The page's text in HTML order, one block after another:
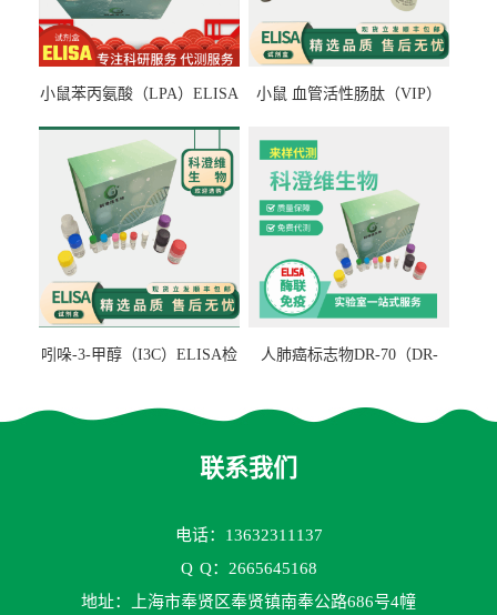
小鼠苯丙氨酸（LPA）ELISA
小鼠 血管活性肠肽（VIP）
吲哚-3-甲醇（I3C）ELISA检
人肺癌标志物DR-70（DR-
联系我们
电话：13632311137
Q Q：2665645168
地址：上海市奉贤区奉贤镇南奉公路686号4幢